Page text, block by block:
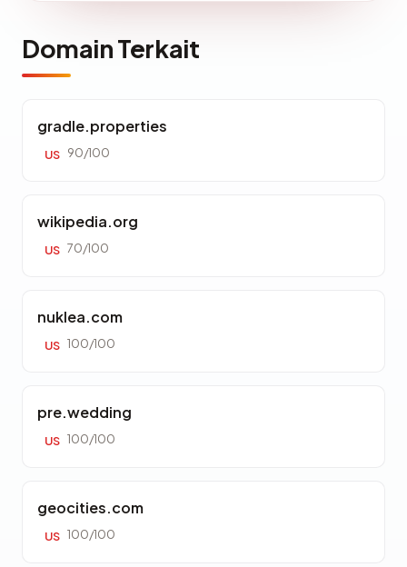
Domain Terkait
gradle.properties
US 90/100
wikipedia.org
US 70/100
nuklea.com
US 100/100
pre.wedding
US 100/100
geocities.com
US 100/100